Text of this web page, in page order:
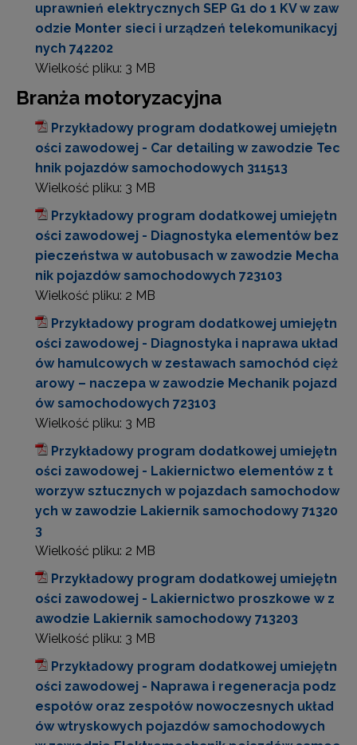
uprawnień elektrycznych SEP G1 do 1 KV w zaw
odzie Monter sieci i urządzeń telekomunikacyj
nych 742202
Wielkość pliku: 3 MB
Branża motoryzacyjna
Przykładowy program dodatkowej umiejętn
ości zawodowej - Car detailing w zawodzie Tec
hnik pojazdów samochodowych 311513
Wielkość pliku: 3 MB
Przykładowy program dodatkowej umiejętn
ości zawodowej - Diagnostyka elementów bez
pieczeństwa w autobusach w zawodzie Mecha
nik pojazdów samochodowych 723103
Wielkość pliku: 2 MB
Przykładowy program dodatkowej umiejętn
ości zawodowej - Diagnostyka i naprawa układ
ów hamulcowych w zestawach samochód cięż
arowy – naczepa w zawodzie Mechanik pojazd
ów samochodowych 723103
Wielkość pliku: 3 MB
Przykładowy program dodatkowej umiejętn
ości zawodowej - Lakiernictwo elementów z t
worzyw sztucznych w pojazdach samochodow
ych w zawodzie Lakiernik samochodowy 71320
3
Wielkość pliku: 2 MB
Przykładowy program dodatkowej umiejętn
ości zawodowej - Lakiernictwo proszkowe w z
awodzie Lakiernik samochodowy 713203
Wielkość pliku: 3 MB
Przykładowy program dodatkowej umiejętn
ości zawodowej - Naprawa i regeneracja podz
espołów oraz zespołów nowoczesnych układ
ów wtryskowych pojazdów samochodowych